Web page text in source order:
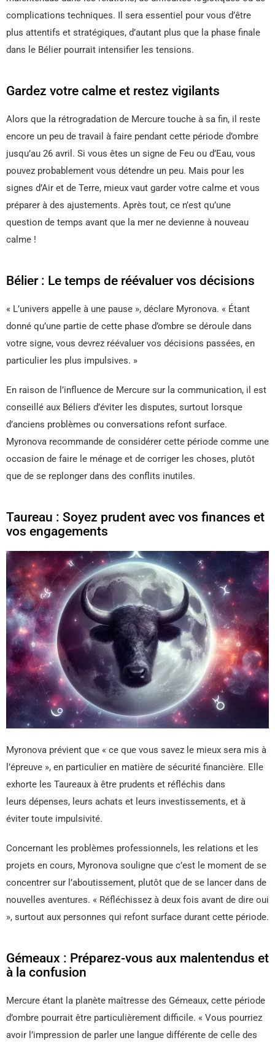
complications techniques. Il sera essentiel pour vous d’être
plus attentifs et stratégiques, d’autant plus que la phase finale
dans le Bélier pourrait intensifier les tensions.
Gardez votre calme et restez vigilants
Alors que la rétrogradation de Mercure touche à sa fin, il reste
encore un peu de travail à faire pendant cette période d’ombre
jusqu’au 26 avril. Si vous êtes un signe de Feu ou d’Eau, vous
pouvez probablement vous détendre un peu. Mais pour les
signes d’Air et de Terre, mieux vaut garder votre calme et vous
préparer à des ajustements. Après tout, ce n’est qu’une
question de temps avant que la mer ne devienne à nouveau
calme !
Bélier : Le temps de réévaluer vos décisions
« L’univers appelle à une pause », déclare Myronova. « Étant
donné qu’une partie de cette phase d’ombre se déroule dans
votre signe, vous devrez réévaluer vos décisions passées, en
particulier les plus impulsives. »
En raison de l’influence de Mercure sur la communication, il est
conseillé aux Béliers d’éviter les disputes, surtout lorsque
d’anciens problèmes ou conversations refont surface.
Myronova recommande de considérer cette période comme une
occasion de faire le ménage et de corriger les choses, plutôt
que de se replonger dans des conflits inutiles.
Taureau : Soyez prudent avec vos finances et
vos engagements
Myronova prévient que « ce que vous savez le mieux sera mis à
l’épreuve », en particulier en matière de sécurité financière. Elle
exhorte les Taureaux à être prudents et réfléchis dans
leurs dépenses, leurs achats et leurs investissements, et à
éviter toute impulsivité.
Concernant les problèmes professionnels, les relations et les
projets en cours, Myronova souligne que c’est le moment de se
concentrer sur l’aboutissement, plutôt que de se lancer dans de
nouvelles aventures. « Réfléchissez à deux fois avant de dire oui
», surtout aux personnes qui refont surface durant cette période.
Gémeaux : Préparez-vous aux malentendus et
à la confusion
Mercure étant la planète maîtresse des Gémeaux, cette période
d’ombre pourrait être particulièrement difficile. « Vous pourriez
avoir l’impression de parler une langue différente de celle des